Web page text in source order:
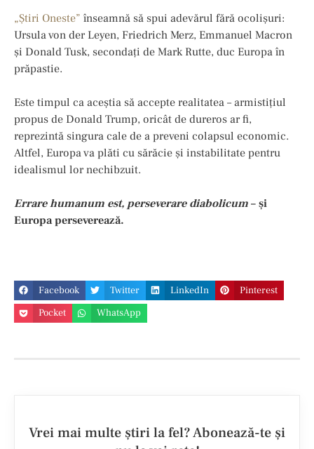
„Știri Oneste” înseamnă să spui adevărul fără ocolișuri:
Ursula von der Leyen, Friedrich Merz, Emmanuel Macron
și Donald Tusk, secondaţi de Mark Rutte, duc Europa în
prăpastie.
Este timpul ca aceștia să accepte realitatea – armistițiul
propus de Donald Trump, oricât de dureros ar fi,
reprezintă singura cale de a preveni colapsul economic.
Altfel, Europa va plăti cu sărăcie și instabilitate pentru
idealismul lor nechibzuit.
Errare humanum est, perseverare diabolicum – și
Europa perseverează.
Facebook Twitter LinkedIn
Pinterest
Pocket
WhatsApp
Vrei mai multe ştiri la fel? Abonează-te şi